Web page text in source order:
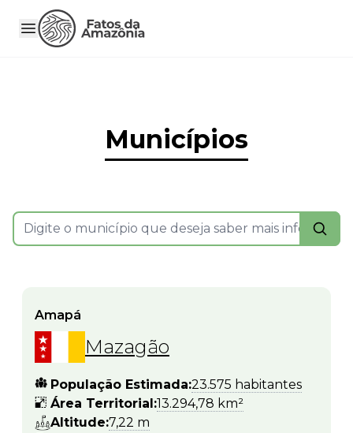
Municípios
Amapá
Mazagão
População Estimada:23.575 habitantes
Área Territorial:13.294,78 km²
Altitude:7,22 m